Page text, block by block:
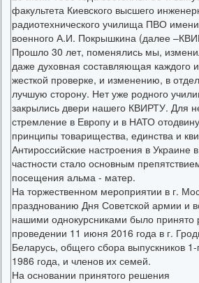
факультета Киевского высшего
радиотехнического училища ПВО
военного А.И. Покрышкина (далее
Прошло 30 лет, поменялись мы,
даже духовная составляющая каждого
жесткой проверке, и изменению, в
лучшую сторону. Нет уже родного
закрылись двери нашего КВИРТУ. Для
стремление в Европу и в НАТО
принципы товарищества, единства и
Антироссийские настроения в Украине
частности стало основным
посещения альма - матер.
На торжественном мероприятии в г.
празднованию Дня Советской армии и
нашими однокурсниками было
проведении 11 июня 2016 года в г.
Беларусь, общего сбора выпускников
1986 года, и членов их семей.
На основании принятого решения